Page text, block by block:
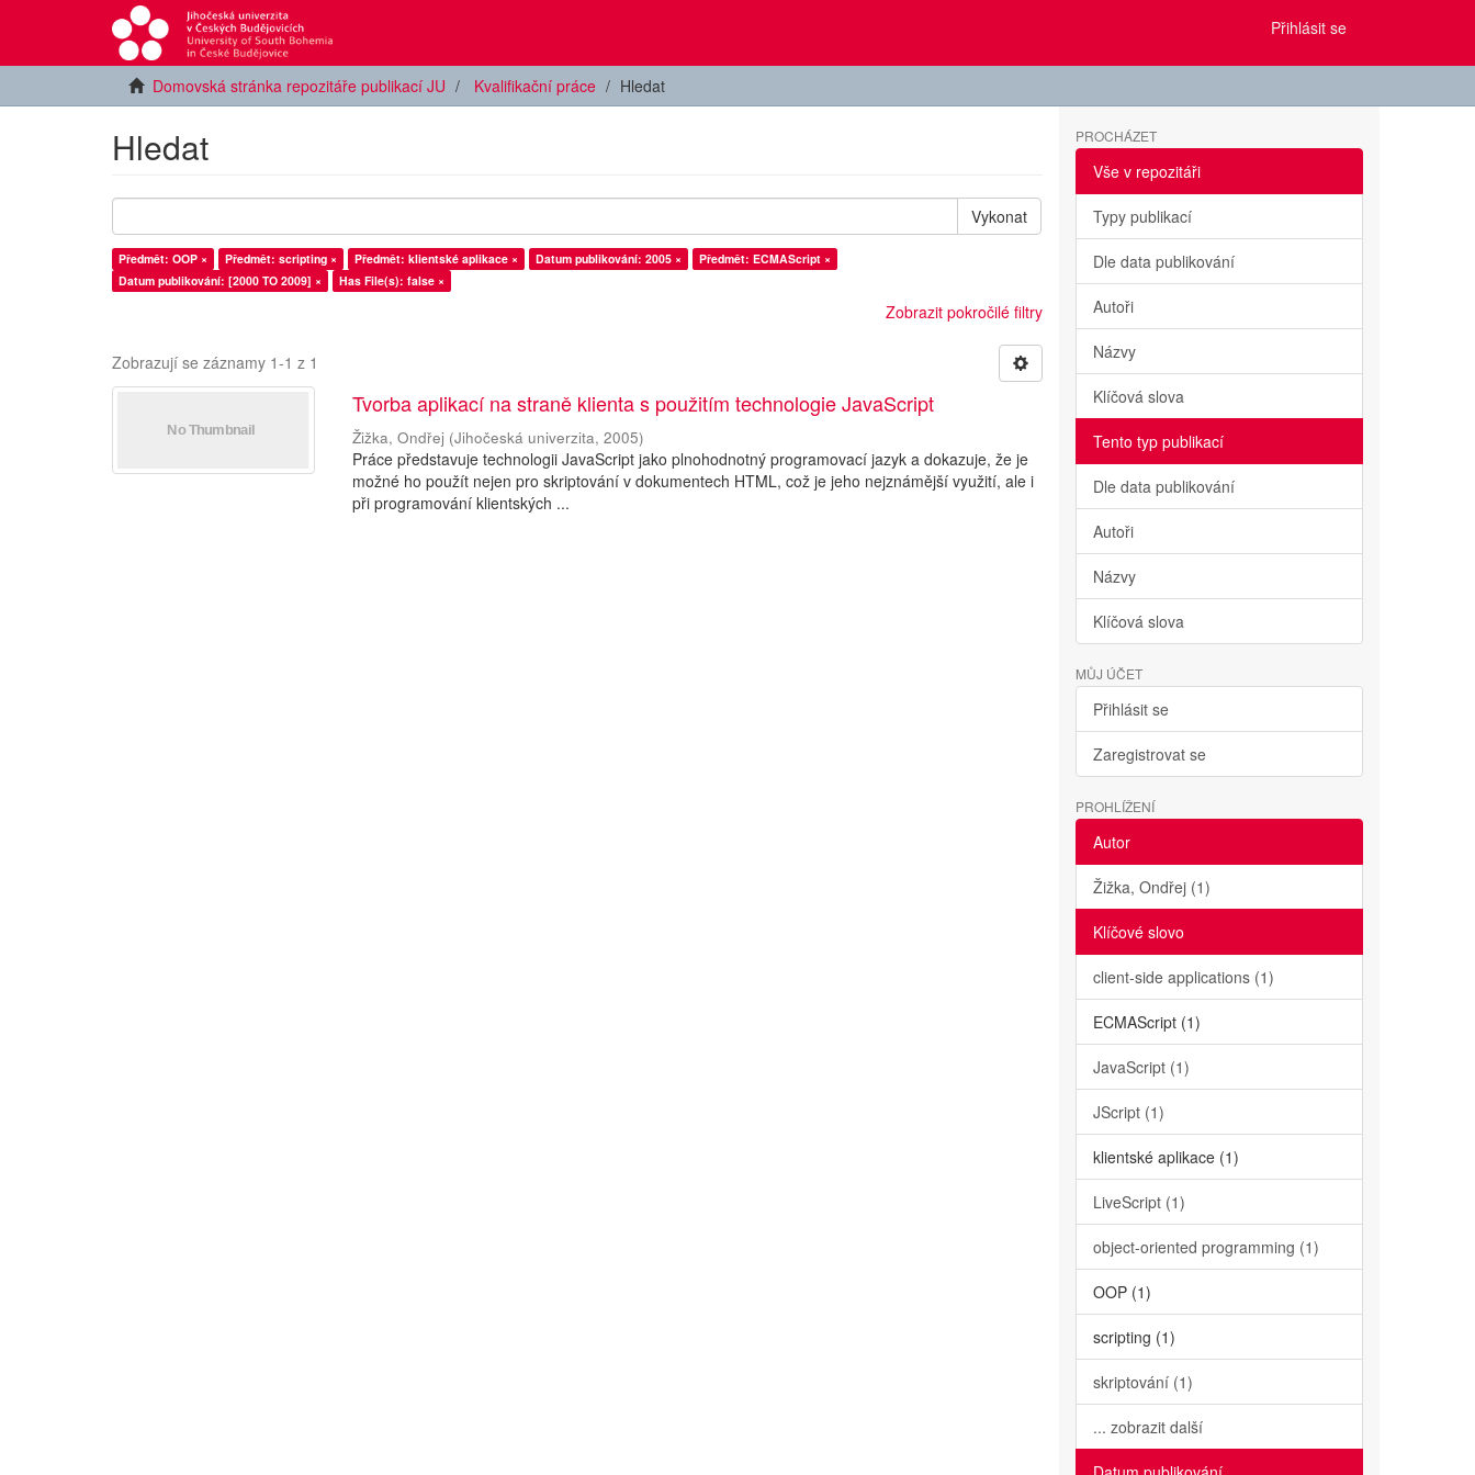
Přihlásit se
Domovská stránka repozitáře publikací JU Kvalifikační práce Hledat
Hledat
Vykonat
Předmět: OOP × Předmět: scripting × Předmět: klientské aplikace × Datum publikování: 2005 ×
Předmět: ECMAScript ×
Datum publikování: [2000 TO 2009] ×
Has File(s): false ×
Zobrazit pokročilé filtry
Zobrazují se záznamy 1-1 z 1
Tvorba aplikací na straně klienta s použitím technologie JavaScript
Žižka, Ondřej (Jihočeská univerzita,2005)
Práce představuje technologii JavaScript jako plnohodnotný programovací jazyk a dokazuje, že je
možné ho použít nejen pro skriptování v dokumentech HTML, což je jeho nejznámější využití, ale i
při programování klientských ...
PROCHÁZET
Vše v repozitáři
Typy publikací
Dle data publikování
Autoři
Názvy
Klíčová slova
Tento typ publikací
Dle data publikování
Autoři
Názvy
Klíčová slova
MŮJ ÚČET
Přihlásit se
Zaregistrovat se
PROHLÍŽENÍ
Autor
Žižka, Ondřej (1)
Klíčové slovo
client-side applications (1)
ECMAScript (1)
JavaScript (1)
JScript (1)
klientské aplikace (1)
LiveScript (1)
object-oriented programming (1)
OOP (1)
scripting (1)
skriptování (1)
... zobrazit další